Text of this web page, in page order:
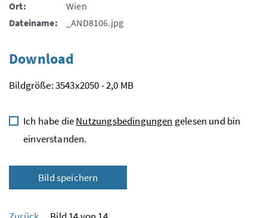
Ort:
Wien
Dateiname:
_AND8106.jpg
Download
Bildgröße: 3543x2050 - 2,0 MB
Ich habe dieNutzungsbedingungen gelesen und bin
einverstanden.
Bild speichern